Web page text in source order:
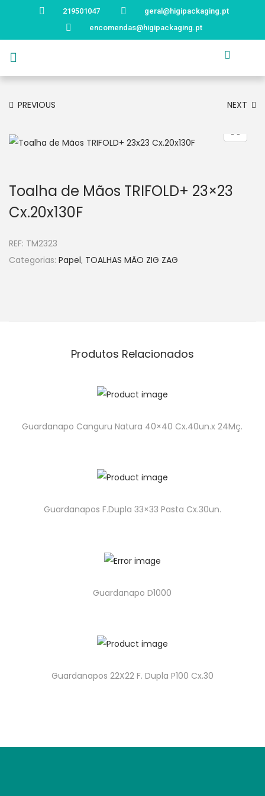
219501047
geral@higipackaging.pt
encomendas@higipackaging.pt
PREVIOUS NEXT
Toalha de Mãos TRIFOLD+ 23×23
Cx.20x130F
REF: TM2323
Categorias: Papel, TOALHAS MÃO ZIG ZAG
Produtos Relacionados
Guardanapo Canguru Natura 40×40 Cx.40un.x 24Mç.
Guardanapos F.Dupla 33×33 Pasta Cx.30un.
Guardanapo D1000
Guardanapos 22X22 F. Dupla P100 Cx.30